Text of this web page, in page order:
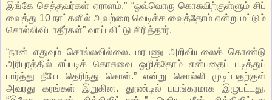
இங்கே செத்தவர்கள் ஏராளம்.” “ஒவ்வொரு கொசுவிற்குள்ளும் சிப்
வைத்து 10 நாட்களில் அவற்றை வெடிக்க வைத்தோம் என்று மட்டும்
சொல்லிவிடாதீர்கள்” வாய் விட்டு சிரித்தார்.
“நான் எதுவும் சொல்லவில்லை. மரபணு அறிவியலைக் கொண்டு
அரிபுரத்தில் எப்படிக் கொசுவை ஒழித்தோம் என்பதைப் படித்துப்
பார்த்து நீயே தெரிந்து கொள்.” என்று சொல்லி முடிப்பதற்குள்
அவரது கரங்கள் இறுகின. தூண்டில் பயங்கரமாக இழுபட்டது.